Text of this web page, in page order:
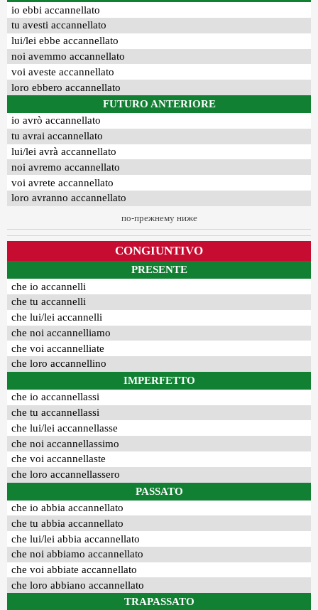
io ebbi accannellato
tu avesti accannellato
lui/lei ebbe accannellato
noi avemmo accannellato
voi aveste accannellato
loro ebbero accannellato
FUTURO ANTERIORE
io avrò accannellato
tu avrai accannellato
lui/lei avrà accannellato
noi avremo accannellato
voi avrete accannellato
loro avranno accannellato
по-прежнему ниже
CONGIUNTIVO
PRESENTE
che io accannelli
che tu accannelli
che lui/lei accannelli
che noi accannelliamo
che voi accannelliate
che loro accannellino
IMPERFETTO
che io accannellassi
che tu accannellassi
che lui/lei accannellasse
che noi accannellassimo
che voi accannellaste
che loro accannellassero
PASSATO
che io abbia accannellato
che tu abbia accannellato
che lui/lei abbia accannellato
che noi abbiamo accannellato
che voi abbiate accannellato
che loro abbiano accannellato
TRAPASSATO